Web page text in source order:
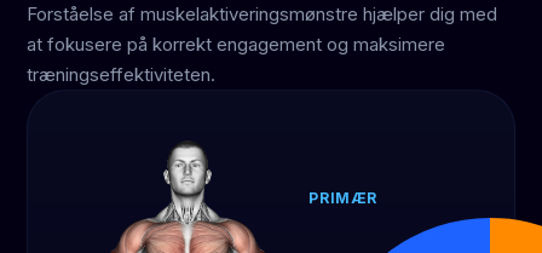
Forståelse af muskelaktiveringsmønstre hjælper dig med
at fokusere på korrekt engagement og maksimere
træningseffektiviteten.
PRIMÆR
Triceps